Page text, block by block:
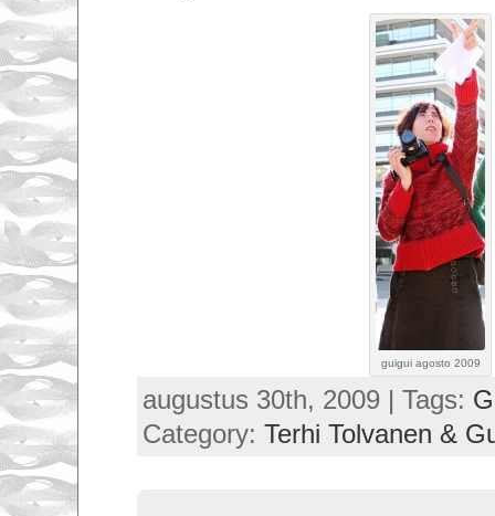
guigui agosto 2009
augustus 30th, 2009 | Tags:
Category: Terhi Tolvanen &